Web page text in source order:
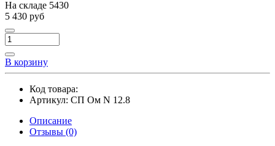
На складе 5430
5 430 руб
В корзину
Код товара:
Артикул: СП Ом N 12.8
Описание
Отзывы (0)